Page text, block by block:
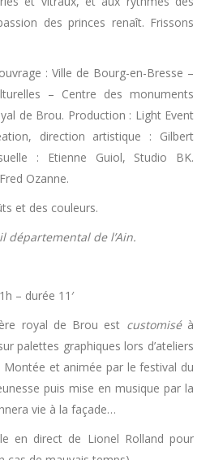
des princes renaît. Frissons
: Ville de Bourg-en-Bresse –
– Centre des monuments
de Brou. Production : Light Event
direction artistique : Gilbert
: Etienne Guiol, Studio BK.
Ozanne.
et des couleurs.
départemental de l’Ain.
– durée 11′
royal de Brou est customiséà
palettes graphiques lors d’ateliers
Montée et animée par le festival du
puis mise en musique par la
vie à la façade…
en direct de Lionel Rolland pour